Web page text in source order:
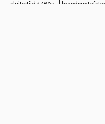
sluitertijd 1/60s